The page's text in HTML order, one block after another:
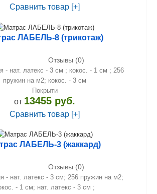
Сравнить товар [+]
ЛАБЕЛЬ-8 (трикотаж)
Отзывы (0)
- нат. латекс - 3 см ; кокос. - 1 см ; 256
пружин на м2; кокос. - 3 см
Покрыти
от 13455 руб.
Сравнить товар [+]
ЛАБЕЛЬ-3 (жаккард)
Отзывы (0)
- нат. латекс - 3 см; 256 пружин на м2;
- 1 см; нат. латекс - 3 см ;